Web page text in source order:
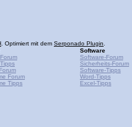
. Optimiert mit dem Serponado Plugin
Forum
Tipps
Software
Software-Forum
Sicherheits-Forum
Software-Tipps
Word-Tipps
Excel-Tipps